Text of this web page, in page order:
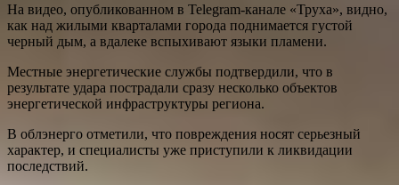
На видео, опубликованном в Telegram-канале «Труха», видно,
как над жилыми кварталами города поднимается густой
черный дым, а вдалеке вспыхивают языки пламени.
Местные энергетические службы подтвердили, что в
результате удара пострадали сразу несколько объектов
энергетической инфраструктуры региона.
В облэнерго отметили, что повреждения носят серьезный
характер, и специалисты уже приступили к ликвидации
последствий.